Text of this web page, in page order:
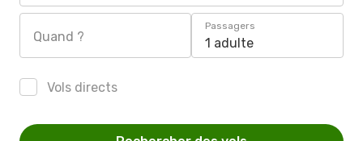
Quand ?
Passagers
1 adulte
Vols directs